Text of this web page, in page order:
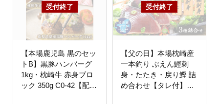
【本場鹿児島 黒のセッ
トB】黒豚ハンバーグ
1kg・枕崎牛 赤身ブロ
ック 350g C0-42【配送
【父の日】本場枕崎産
一本釣り ぶえん鰹刺
身・たたき・戻り鰹 詰
め合わせ【タレ付】